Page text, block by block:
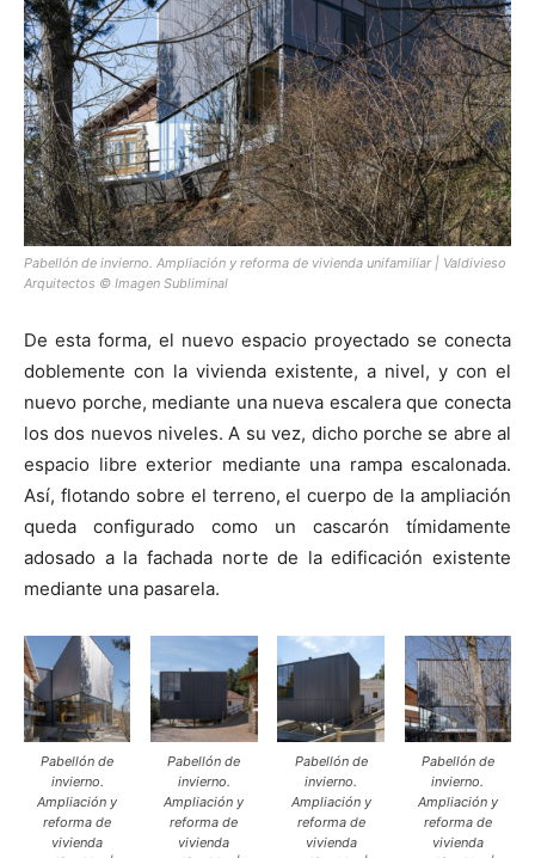
Pabellón de invierno. Ampliación y reforma de vivienda unifamiliar | Valdivieso
Arquitectos © Imagen Subliminal
De esta forma, el nuevo espacio proyectado se conecta
doblemente con la vivienda existente, a nivel, y con el
nuevo porche, mediante una nueva escalera que conecta
los dos nuevos niveles. A su vez, dicho porche se abre al
espacio libre exterior mediante una rampa escalonada.
Así, flotando sobre el terreno, el cuerpo de la ampliación
queda configurado como un cascarón tímidamente
adosado a la fachada norte de la edificación existente
mediante una pasarela.
Pabellón de
invierno.
Ampliación y
reforma de
vivienda
Pabellón de
invierno.
Ampliación y
reforma de
vivienda
Pabellón de
invierno.
Ampliación y
reforma de
vivienda
Pabellón de
invierno.
Ampliación y
reforma de
vivienda